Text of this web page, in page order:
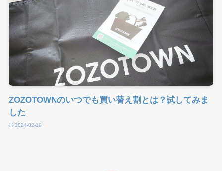
ZOZOTOWNのいつでも買い替え割とは？試してみま
した
2024-02-10